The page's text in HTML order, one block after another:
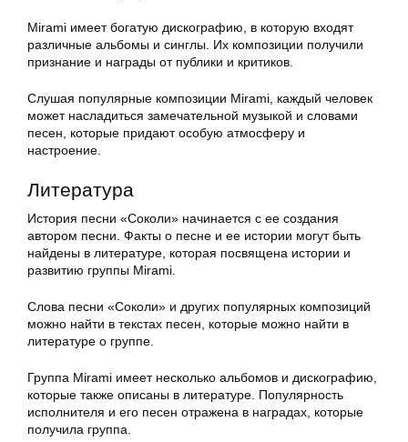
Mirami имеет богатую дискографию, в которую входят
различные альбомы и синглы. Их композиции получили
признание и награды от публики и критиков.
Слушая популярные композиции Mirami, каждый человек
может насладиться замечательной музыкой и словами
песен, которые придают особую атмосферу и
настроение.
Литература
История песни «Соколи» начинается с ее создания
автором песни. Факты о песне и ее истории могут быть
найдены в литературе, которая посвящена истории и
развитию группы Mirami.
Слова песни «Соколи» и других популярных композиций
можно найти в текстах песен, которые можно найти в
литературе о группе.
Группа Mirami имеет несколько альбомов и дискографию,
которые также описаны в литературе. Популярность
исполнителя и его песен отражена в наградах, которые
получила группа.